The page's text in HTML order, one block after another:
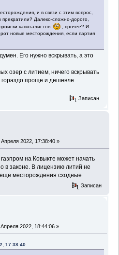
и в связи с этим вопрос,
Далеко-сложно-дорого,
капиталистов
, прочее?И
новые месторождения, если партия
Его нужно вскрывать, а это
озер с литием, ничего вскрывать
гораздо проще и дешевле
Записан
Апреля 2022, 17:38:40 »
на Ковыкте может начать
в законе. В лицензию литий не
месторождения сходные
Записан
Апреля 2022, 18:44:06 »
17:38:40